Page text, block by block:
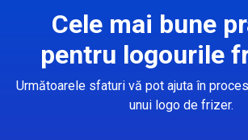
Cele mai bune
pentru logourile
Următoarele sfaturi vă pot ajuta în
unui logo de frizer.